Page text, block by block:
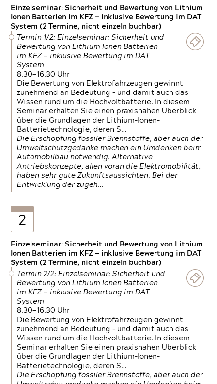
Einzelseminar: Sicherheit und Bewertung von Lithium
Ionen Batterien im KFZ — inklusive Bewertung im DAT
System (2 Termine, nicht einzeln buchbar)
Termin 1/2: Einzelseminar: Sicherheit und
Bewertung von Lithium Ionen Batterien
im KFZ — inklusive Bewertung im DAT
System
8.30—16.30 Uhr
Die Bewertung von Elektrofahrzeugen gewinnt
zunehmend an Bedeutung – und damit auch das
Wissen rund um die Hochvoltbatterie. In diesem
Seminar erhalten Sie einen praxisnahen Überblick
über die Grundlagen der Lithium-Ionen-
Batterietechnologie, deren S…
Die Erschöpfung fossiler Brennstoffe, aber auch der
Umweltschutzgedanke machen ein Umdenken beim
Automobilbau notwendig. Alternative
Antriebskonzepte, allen voran die Elektromobilität,
haben sehr gute Zukunftsaussichten. Bei der
Entwicklung der zugeh…
2
Einzelseminar: Sicherheit und Bewertung von Lithium
Ionen Batterien im KFZ — inklusive Bewertung im DAT
System (2 Termine, nicht einzeln buchbar)
Termin 2/2: Einzelseminar: Sicherheit und
Bewertung von Lithium Ionen Batterien
im KFZ — inklusive Bewertung im DAT
System
8.30—16.30 Uhr
Die Bewertung von Elektrofahrzeugen gewinnt
zunehmend an Bedeutung – und damit auch das
Wissen rund um die Hochvoltbatterie. In diesem
Seminar erhalten Sie einen praxisnahen Überblick
über die Grundlagen der Lithium-Ionen-
Batterietechnologie, deren S…
Die Erschöpfung fossiler Brennstoffe, aber auch der